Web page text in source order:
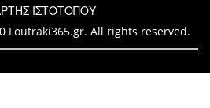
ΙΣΤΟΤΟΠΟΥ
Loutraki365.gr. All rights reserved.